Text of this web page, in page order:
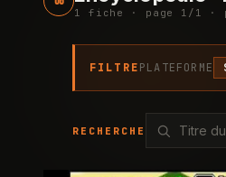
1 fiche · page 1 / 1 ·
FILTREPLATEFORME
RECHERCHE